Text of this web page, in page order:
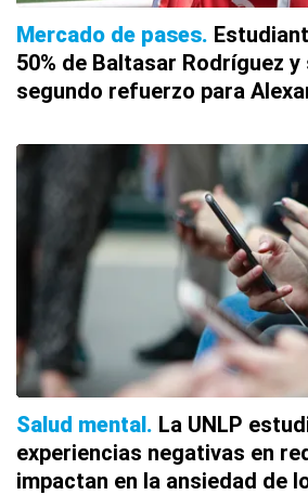
Mercado de pases
50% de Baltasar Rodríguez y
segundo refuerzo para
Salud mental La UNLP
experiencias negativas en
impactan en la ansiedad de